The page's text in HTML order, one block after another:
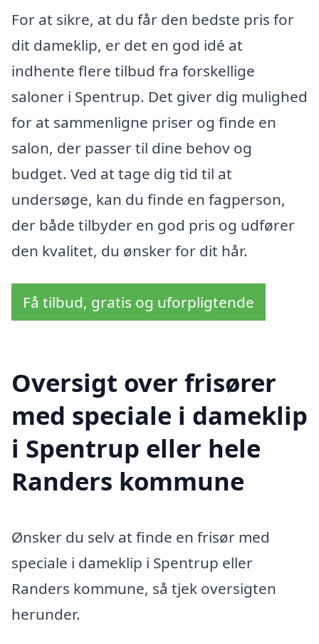
For at sikre, at du får den bedste pris for
dit dameklip, er det en god idé at
indhente flere tilbud fra forskellige
saloner i Spentrup. Det giver dig mulighed
for at sammenligne priser og finde en
salon, der passer til dine behov og
budget. Ved at tage dig tid til at
undersøge, kan du finde en fagperson,
der både tilbyder en god pris og udfører
den kvalitet, du ønsker for dit hår.
Få tilbud, gratis og uforpligtende
Oversigt over frisører
med speciale i dameklip
i Spentrup eller hele
Randers kommune
Ønsker du selv at finde en frisør med
speciale i dameklip i Spentrup eller
Randers kommune, så tjek oversigten
herunder.